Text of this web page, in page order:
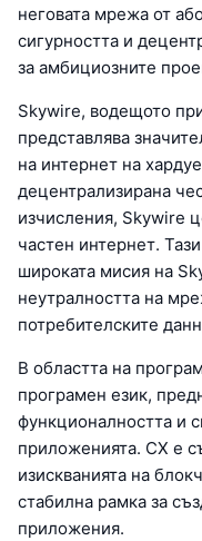
неговата мрежа от
сигурността и
за амбициозните
Skywire, водещото
представлява
на интернет на
децентрализирана
изчисления, Skywire
частен интернет.
широката мисия на
неутралността на
потребителските
В областта на
програмен език,
функционалността и
приложенията. CX е
изискванията на
стабилна рамка за
приложения.